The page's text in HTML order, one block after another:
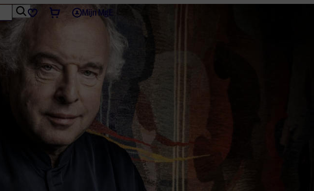
FavorietenTicketsMijn MgE